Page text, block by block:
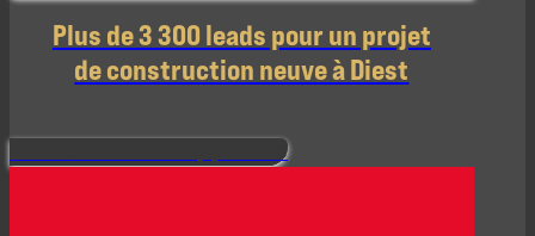
Plus de 3 300 leads pour un projet
de construction neuve à Diest
Découvrir notre approche